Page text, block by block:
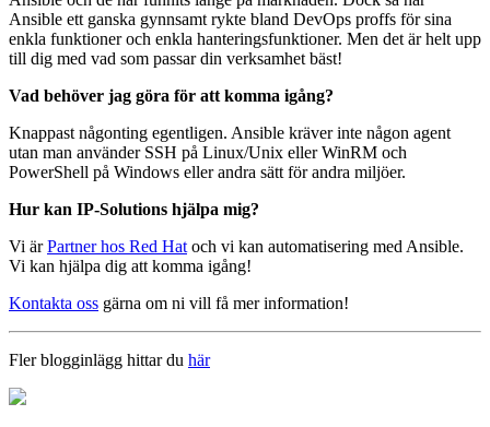
Ansible ett ganska gynnsamt rykte bland DevOps proffs för sina
enkla funktioner och enkla hanteringsfunktioner. Men det är helt upp
till dig med vad som passar din verksamhet bäst!
Vad behöver jag göra för att komma igång?
Knappast någonting egentligen. Ansible kräver inte någon agent
utan man använder SSH på Linux/Unix eller WinRM och
PowerShell på Windows eller andra sätt för andra miljöer.
Hur kan IP-Solutions hjälpa mig?
Vi ärPartner hos Red Hat och vi kan automatisering med Ansible.
Vi kan hjälpa dig att komma igång!
Kontakta oss gärna om ni vill få mer information!
Fler blogginlägg hittar du här